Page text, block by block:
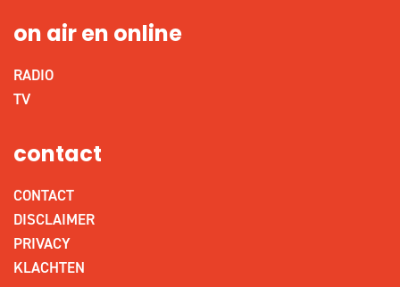
on air en online
RADIO
TV
contact
CONTACT
DISCLAIMER
PRIVACY
KLACHTEN